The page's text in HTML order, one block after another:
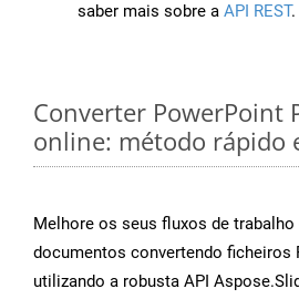
saber mais sobre a API REST.
Converter PowerPoint
online: método rápido
Melhore os seus fluxos de trabalho
documentos convertendo ficheiros
utilizando a robusta API